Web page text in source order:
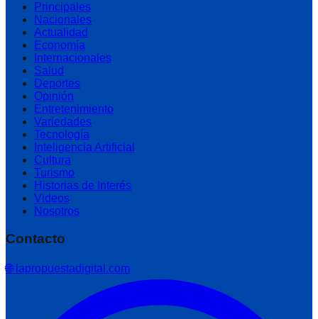
Principales
Nacionales
Actualidad
Economía
Internacionales
Salud
Deportes
Opinión
Entretenimiento
Variedades
Tecnología
Inteligencia Artificial
Cultura
Turismo
Historias de Interés
Videos
Nosotros
Contacto
🌐 lapropuestadigital.com